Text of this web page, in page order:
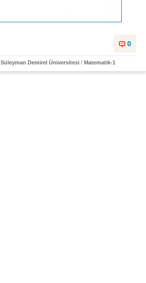
0
Süleyman Demirel Üniversitesi / Matematik-1